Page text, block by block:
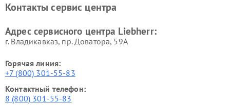
Контакты сервис центра
Адрес сервисного центра Liebherr:
г. Владикавказ, пр. Доватора, 59А
Горячая линия:
+7 (800) 301-55-83
Контактный телефон:
8 (800) 301-55-83